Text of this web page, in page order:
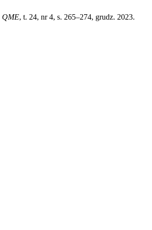
QME, t. 24, nr 4, s. 265–274, grudz. 2023.